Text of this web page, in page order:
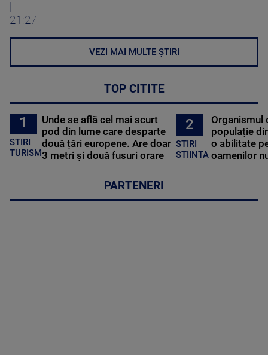
21:27
VEZI MAI MULTE ȘTIRI
TOP CITITE
1
STIRI
TURISM
Unde se află cel mai scurt
pod din lume care desparte
două țări europene. Are doar
3 metri și două fusuri orare
2
STIRI
STIINTA
Organismul
populație
o abilitate
oamenilor
PARTENERI